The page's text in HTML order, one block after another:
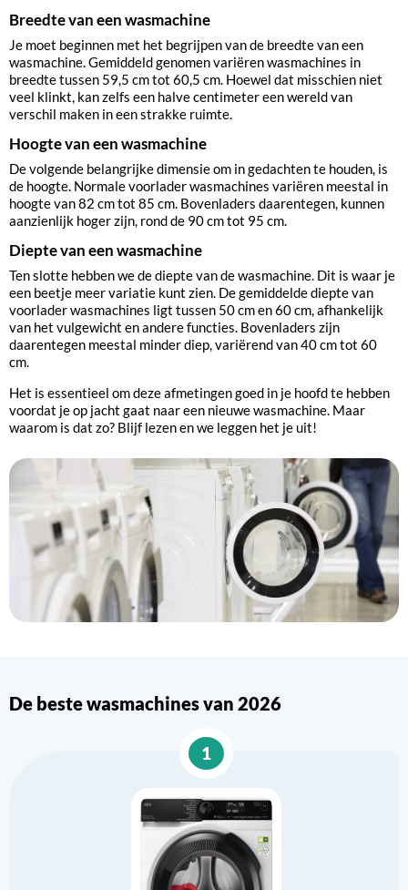
Breedte van een wasmachine
Je moet beginnen met het begrijpen van de breedte van een
wasmachine. Gemiddeld genomen variëren wasmachines in
breedte tussen 59,5 cm tot 60,5 cm. Hoewel dat misschien niet
veel klinkt, kan zelfs een halve centimeter een wereld van
verschil maken in een strakke ruimte.
Hoogte van een wasmachine
De volgende belangrijke dimensie om in gedachten te houden, is
de hoogte. Normale voorlader wasmachines variëren meestal in
hoogte van 82 cm tot 85 cm. Bovenladers daarentegen, kunnen
aanzienlijk hoger zijn, rond de 90 cm tot 95 cm.
Diepte van een wasmachine
Ten slotte hebben we de diepte van de wasmachine. Dit is waar je
een beetje meer variatie kunt zien. De gemiddelde diepte van
voorlader wasmachines ligt tussen 50 cm en 60 cm, afhankelijk
van het vulgewicht en andere functies. Bovenladers zijn
daarentegen meestal minder diep, variërend van 40 cm tot 60
cm.
Het is essentieel om deze afmetingen goed in je hoofd te hebben
voordat je op jacht gaat naar een nieuwe wasmachine. Maar
waarom is dat zo? Blijf lezen en we leggen het je uit!
De beste wasmachines van 2026
1